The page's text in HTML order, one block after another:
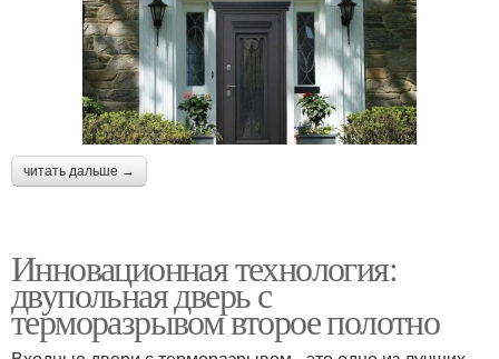
читать дальше →
Инновационная технология:
двупольная дверь с
терморазрывом второе полотно